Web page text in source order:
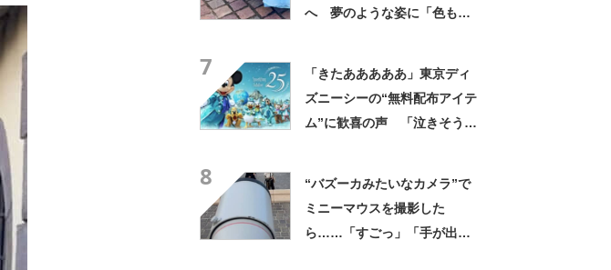
へ 夢のような姿に「色も素
7
「きたあああああ」東京ディ
ズニーシーの“無料配布アイテ
ム”に歓喜の声 「泣きそう」
8
“バズーカみたいなカメラ”で
ミニーマウスを撮影した
ら……「すごっ」「手が出せ